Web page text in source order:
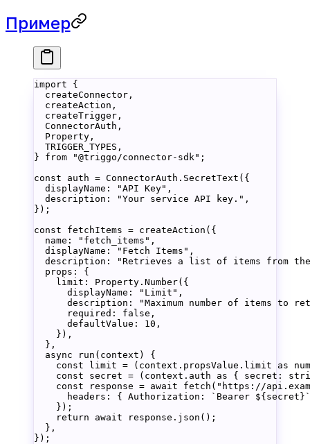
Пример
import {
  createConnector,
  createAction,
  createTrigger,
  ConnectorAuth,
  Property,
  TRIGGER_TYPES,
} from "@triggo/connector-sdk" ;
const auth = ConnectorAuth. SecretText ({
  displayName
: "API Key" ,
  description
: "Your service API key." ,
});
const fetchItems = createAction ({
  name:
"fetch_items" ,
  displayName:
"Fetch Items" ,
  description:
"Retrieves a list of items from
  props: {
    limit: Property.
Number({
      displayName:
"Limit" ,
      description:
"Maximum number of items to
      required:
false ,
      defaultValue:
10 ,
    }),
  },
  async
run ( context ) {
    const
limit = (context.propsValue.limit as
    const
secret = (context.auth as { secret :
    const
response = await fetch ( "https://
      headers: { Authorization:
`Bearer ${secret}`
    });
    return
await response . json ();
  },
});